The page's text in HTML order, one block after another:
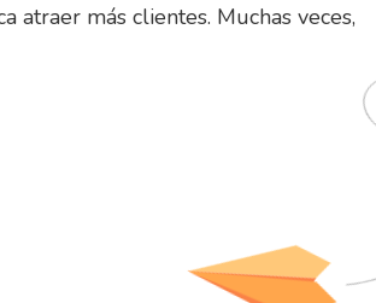
atraer más clientes. Muchas veces,